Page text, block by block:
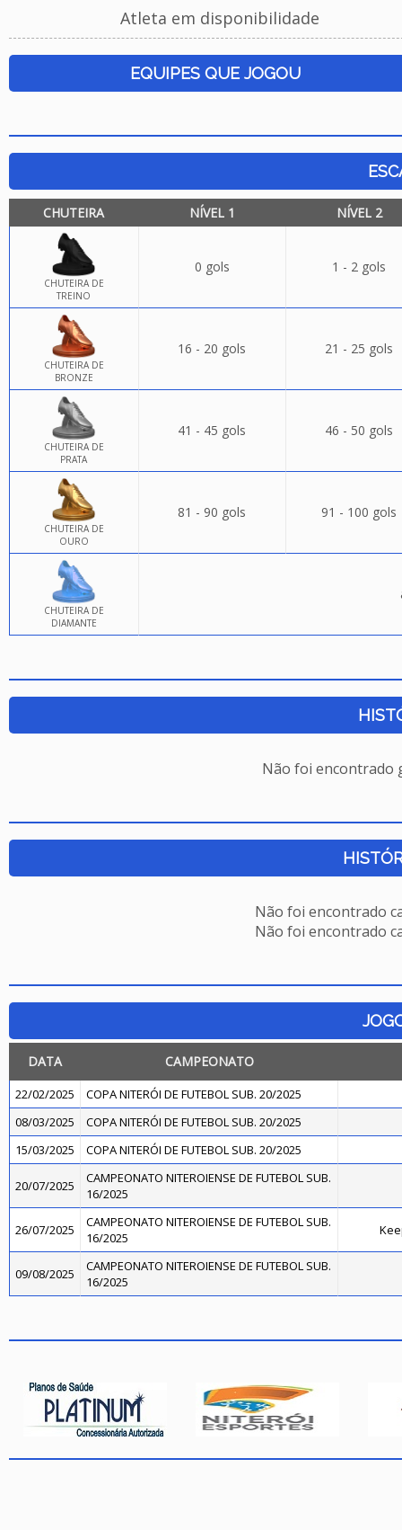
Atleta em disponibilidade
EQUIPES QUE JOGOU
CHUTEIRA NÍVEL 1 NÍVEL 2
CHUTEIRA DE
TREINO
0 gols 1 - 2 gols
CHUTEIRA DE
BRONZE
16 - 20 gols 21 - 25 gols
CHUTEIRA DE
PRATA
41 - 45 gols 46 - 50 gols
CHUTEIRA DE
OURO
81 - 90 gols 91 - 100 gols
CHUTEIRA DE
DIAMANTE
Não foi encontrado
Não foi encontrado
Não foi encontrado
DATA CAMPEONATO
22/02/2025
COPA NITERÓI DE FUTEBOL SUB. 20/2025
08/03/2025
COPA NITERÓI DE FUTEBOL SUB. 20/2025
15/03/2025
COPA NITERÓI DE FUTEBOL SUB. 20/2025
20/07/2025
CAMPEONATO NITEROIENSE DE FUTEBOL SUB.
16/2025
26/07/2025
CAMPEONATO NITEROIENSE DE FUTEBOL SUB.
16/2025
09/08/2025
CAMPEONATO NITEROIENSE DE FUTEBOL SUB.
16/2025